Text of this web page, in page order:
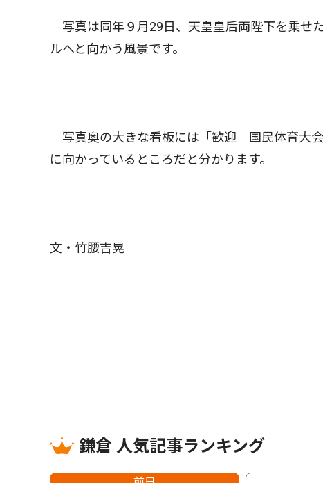
写真は同年９月29日、天皇皇后両陛下を乗せ
ルへと向かう風景です。
写真奥の大きな看板には「歓迎 国民体育大
に向かっているところだと分かります。
文・竹腰吉晃
鎌倉 人気記事ランキング